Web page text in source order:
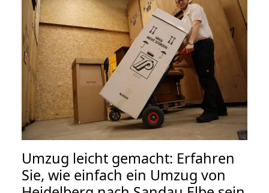
Umzug leicht gemacht: Erfahren
Sie, wie einfach ein Umzug von